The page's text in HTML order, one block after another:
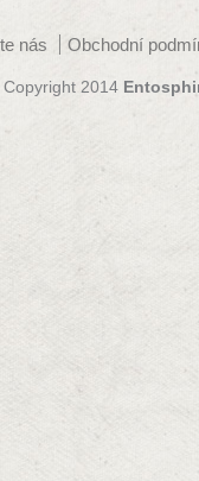
nás Obchodní
2014